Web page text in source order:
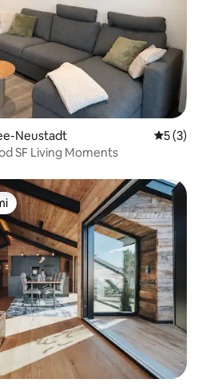
Neustadt
5 (3)
SF Living Moments